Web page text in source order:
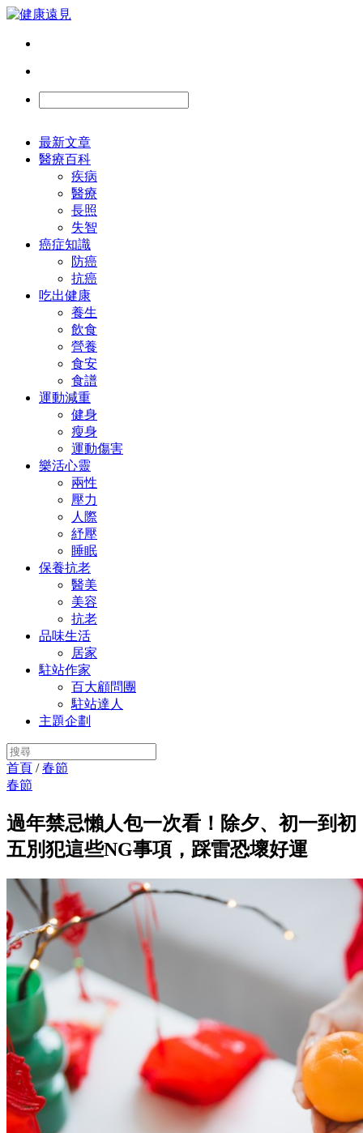
最新文章
醫療百科
疾病
醫療
長照
失智
癌症知識
防癌
抗癌
吃出健康
養生
飲食
營養
食安
食譜
運動減重
健身
瘦身
運動傷害
樂活心靈
兩性
壓力
人際
紓壓
睡眠
保養抗老
醫美
美容
抗老
品味生活
居家
駐站作家
百大顧問團
駐站達人
主題企劃
首頁 /春節
春節
過年禁忌懶人包一次看！除夕、初一到初
五別犯這些NG事項，踩雷恐壞好運